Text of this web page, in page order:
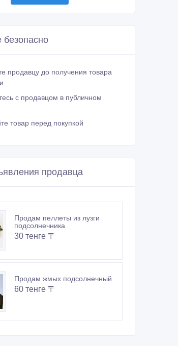
безопасно
продавцу до получения товара
с продавцом в публичном
товар перед покупкой
продавца
Продам пеллеты из лузги
подсолнечника
30 тенге 〒
Продам жмых подсолнечный
60 тенге 〒